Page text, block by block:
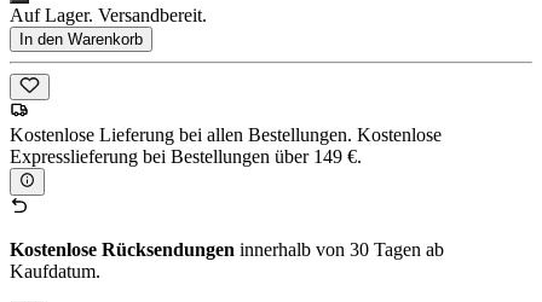
Auf Lager. Versandbereit.
In den Warenkorb
Kostenlose Lieferung bei allen Bestellungen. Kostenlose
Expresslieferung bei Bestellungen über 149 €.
Kostenlose Rücksendungen innerhalb von 30 Tagen ab
Kaufdatum.